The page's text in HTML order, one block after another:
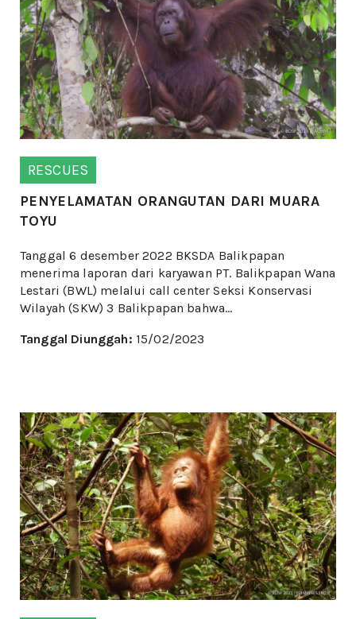
RESCUES
PENYELAMATAN ORANGUTAN DARI MUARA
TOYU
Tanggal 6 desember 2022 BKSDA Balikpapan
menerima laporan dari karyawan PT. Balikpapan Wana
Lestari (BWL) melalui call center Seksi Konservasi
Wilayah (SKW) 3 Balikpapan bahwa...
Tanggal Diunggah: 15/02/2023